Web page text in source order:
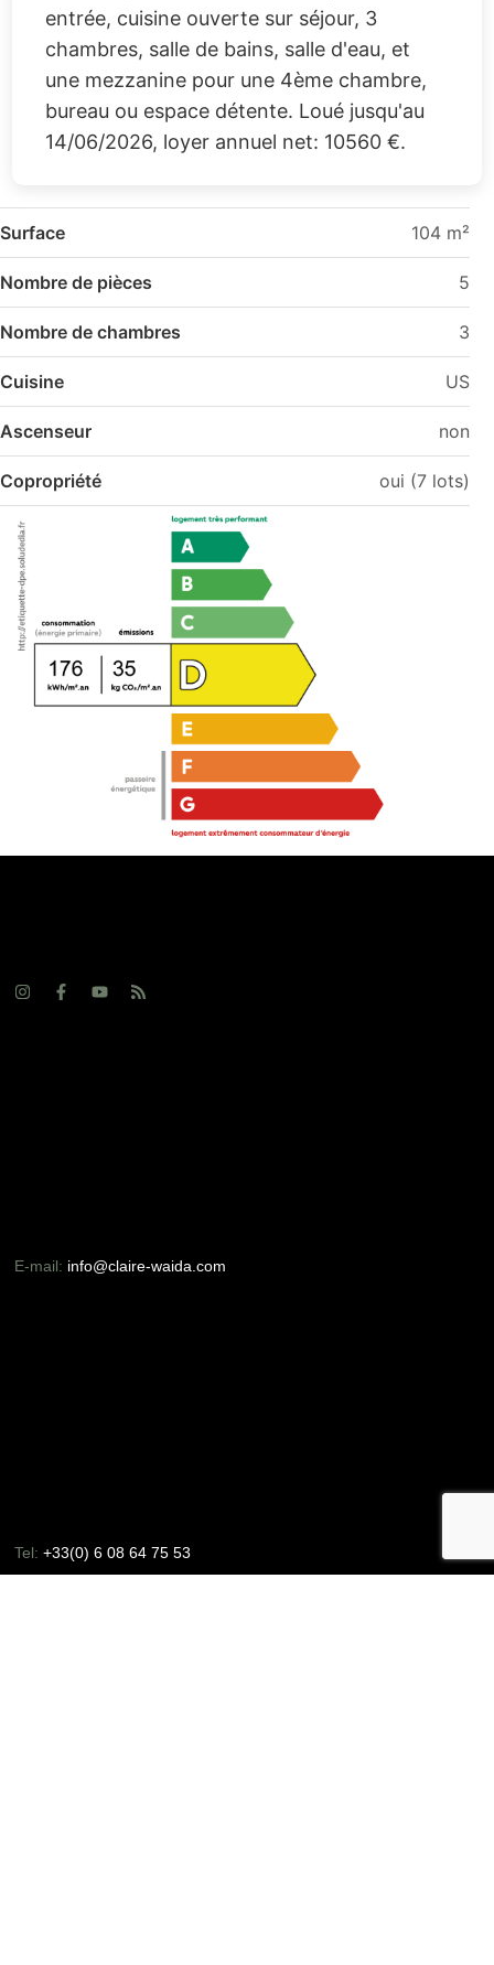
entrée, cuisine ouverte sur séjour, 3
chambres, salle de bains, salle d'eau, et
une mezzanine pour une 4ème chambre,
bureau ou espace détente. Loué jusqu'au
14/06/2026, loyer annuel net: 10560 €.
Surface 104 m²
Nombre de pièces 5
Nombre de chambres 3
Cuisine US
Ascenseur non
Copropriété oui (7 lots)
Tel:+33(0) 6 08 64 75 53
E-mail: info@claire-waida.com